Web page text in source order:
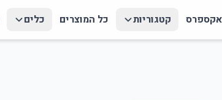
קטגוריות כל המוצרים כלים